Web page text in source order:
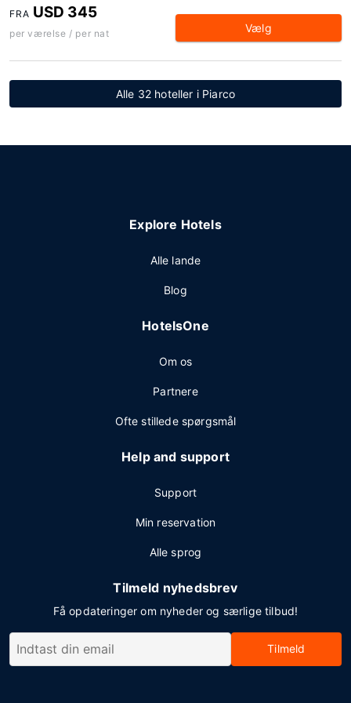
FRA USD 345
per værelse / per nat Vælg
Alle 32 hoteller i Piarco
Explore Hotels
Alle lande
Blog
HotelsOne
Om os
Partnere
Ofte stillede spørgsmål
Help and support
Support
Min reservation
Alle sprog
Tilmeld nyhedsbrev
Få opdateringer om nyheder og særlige tilbud!
Tilmeld